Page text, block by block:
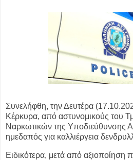
Συνελήφθη, την Δευτέρα
Κέρκυρα, από αστυνομικούς του
Ναρκωτικών της Υποδιεύθυνσης
ημεδαπός για καλλιέργεια
Ειδικότερα, μετά από αξιοποίηση